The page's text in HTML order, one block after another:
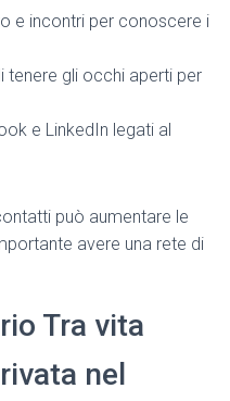
e incontri per conoscere i
tenere gli occhi aperti per
e LinkedIn legati al
può aumentare le
avere una rete di
Tra vita
nel